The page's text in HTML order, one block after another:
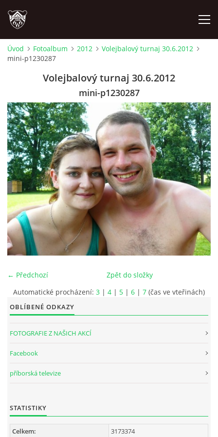
ÚVOD
PROBĚHLÉ AKCE
NOVINKY
FOTOALBUM
VIDEA
INTERNÍ SEKCE
Úvod Fotoalbum 2012
Volejbalový turnaj 30.6.2012
mini-p1230287
Volejbalový turnaj 30.6.2012
mini-p1230287
← Předchozí
Zpět do složky
Automatické procházení: 3 | 4 | 5 | 6 | 7 (čas ve vteřinách)
OBLÍBENÉ ODKAZY
FOTOGRAFIE Z NAŠICH AKCÍ
Facebook
příborská televize
STATISTIKY
Celkem: 3173374